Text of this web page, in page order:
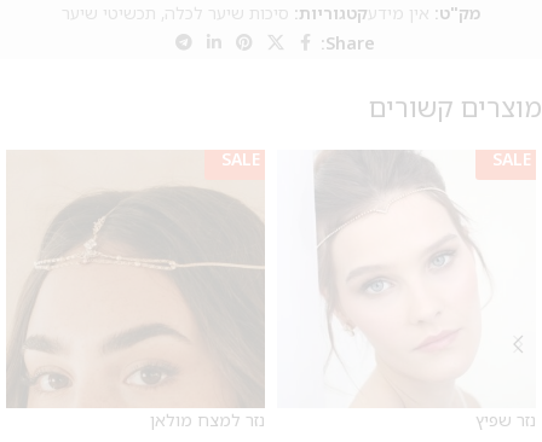
מק"ט: אין מידעקטגוריות: סיכות שיער לכלה, תכשיטי שיער
Share:
מוצרים קשורים
SALE
נזר שפיץ
SALE
נזר למצח מולאן